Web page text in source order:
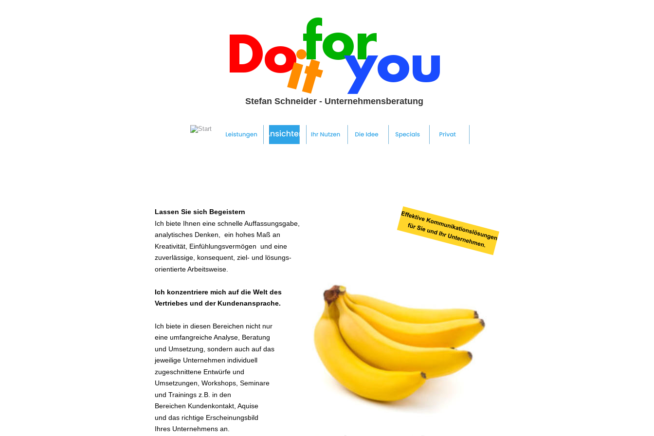
Lassen Sie sich Begeistern
Ich biete Ihnen eine schnelle Auffassungsgabe,
analytisches Denken,  ein hohes Maß an
Kreativität, Einfühlungsvermögen  und eine
zuverlässige, konsequent, ziel- und lösungs-
orientierte Arbeitsweise.
Ich konzentriere mich auf die Welt des
Vertriebes und der Kundenansprache.
Ich biete in diesen Bereichen nicht nur
eine umfangreiche Analyse, Beratung
und Umsetzung, sondern auch auf das
jeweilige Unternehmen individuell
zugeschnittene Entwürfe und
Umsetzungen, Workshops, Seminare
und Trainings z.B. in den
Bereichen Kundenkontakt, Aquise
und das richtige Erscheinungsbild
Ihres Unternehmens an.
Stefan Schneider - Unternehmensberatung